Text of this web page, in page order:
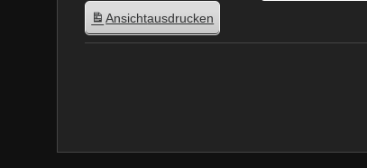
Ansichtausdrucken